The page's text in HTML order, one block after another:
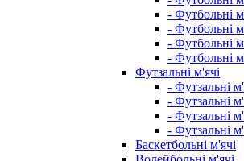
- Футбольні
- Футбольні
- Футбольні
- Футбольні
Футзальні м'ячі
- Футзальні
- Футзальні
- Футзальні
- Футзальні
Баскетбольні м'ячі